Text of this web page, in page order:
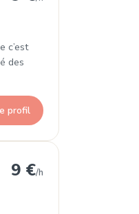
c’est
des
profil
9 €/h